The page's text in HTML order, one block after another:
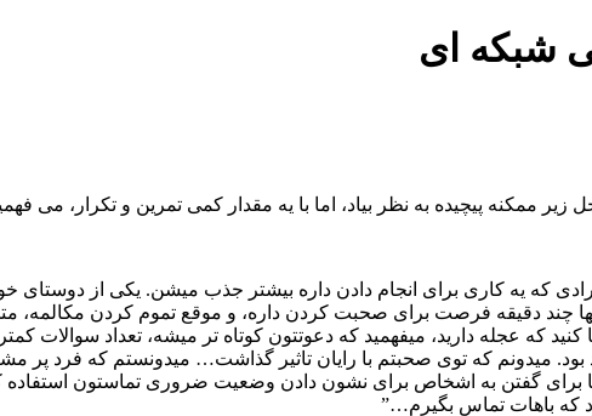
شبکه ای
زیر ممکنه پیچیده به نظر بیاد، اما با یه مقدار کمی تمرین و
که یه کاری برای انجام دادن داره بیشتر جذب میشن. یکی از دوستای
دقیقه فرصت برای صحبت کردن داره، و موقع تموم کردن مکالمه،
کنید که عجله دارید، میفهمید که دعوتتون کوتاه تر میشه، تعداد
بود. میدونم که توی صحبتم با رایان تاثیر گذاشت… میدونستم که
برای گفتن به اشخاص برای نشون دادن وضعیت ضروری تماستون استفاده
که باهات تماس بگیرم…”